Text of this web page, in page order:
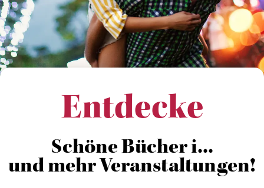
Entdecke
Schöne Bücher i...
und mehr Veranstaltungen!